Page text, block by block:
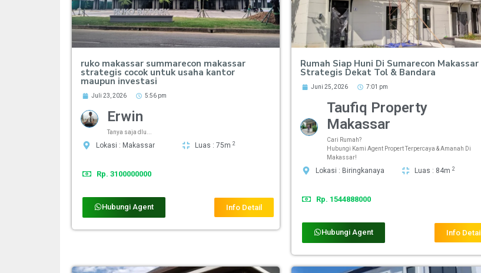
ruko makassar summarecon makassar
strategis cocok untuk usaha kantor
maupun investasi
Juli 23, 2026 5:56 pm
Erwin
Tanya saja dlu...
Lokasi : Makassar Luas : 75m2
Rp. 3100000000
Hubungi Agent Info Detail
Rumah Siap Huni Di Sumarecon Makassar
Strategis Dekat Tol & Bandara
Juni 25, 2026 7:01 pm
Taufiq Property
Makassar
Cari Rumah?
Hubungi Kami Agent Propert Terpercaya & Amanah Di
Makassar!
Lokasi : Biringkanaya Luas : 84m2
Rp. 1544888000
Hubungi Agent Info Detail